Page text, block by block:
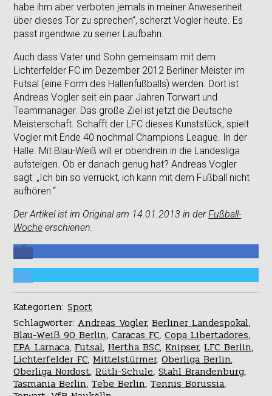
habe ihm aber verboten jemals in meiner Anwesenheit
über dieses Tor zu sprechen“, scherzt Vogler heute. Es
passt irgendwie zu seiner Laufbahn.
Auch dass Vater und Sohn gemeinsam mit dem
Lichterfelder FC im Dezember 2012 Berliner Meister im
Futsal (eine Form des Hallenfußballs) werden. Dort ist
Andreas Vogler seit ein paar Jahren Torwart und
Teammanager. Das große Ziel ist jetzt die Deutsche
Meisterschaft. Schafft der LFC dieses Kunststück, spielt
Vogler mit Ende 40 nochmal Champions League. In der
Halle. Mit Blau-Weiß will er obendrein in die Landesliga
aufsteigen. Ob er danach genug hat? Andreas Vogler
sagt: „Ich bin so verrückt, ich kann mit dem Fußball nicht
aufhören.“
Der Artikel ist im Original am 14.01.2013 in derFußball-
Woche erschienen.
Kategorien:Sport
Schlagwörter:Andreas Vogler,Berliner Landespokal,
Blau-Weiß 90 Berlin,Caracas FC,Copa Libertadores,
EPA Larnaca,Futsal,Hertha BSC,Knipser,LFC Berlin,
Lichterfelder FC,Mittelstürmer,Oberliga Berlin,
Oberliga Nordost,Rütli-Schule,Stahl Brandenburg,
Tasmania Berlin,Tebe Berlin,Tennis Borussia,